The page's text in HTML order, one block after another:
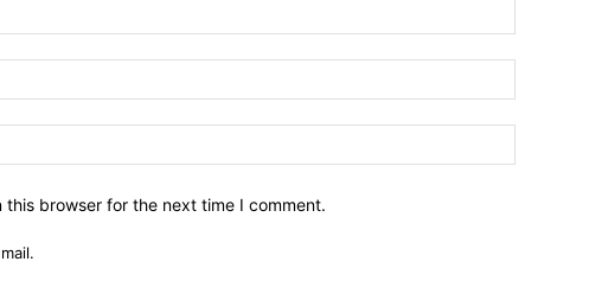
browser for the next time I comment.